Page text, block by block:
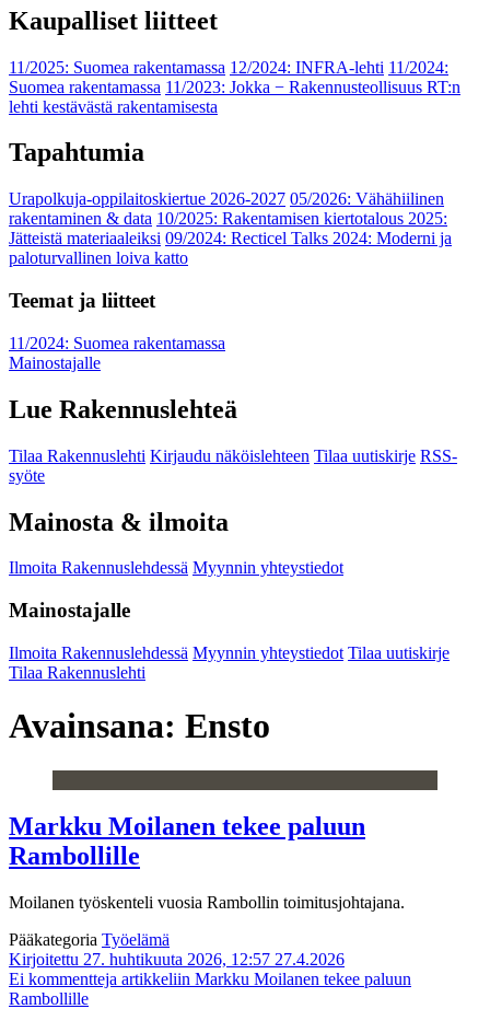
Kaupalliset liitteet
11/2025: Suomea rakentamassa 12/2024: INFRA-lehti 11/2024:
Suomea rakentamassa 11/2023: Jokka − Rakennusteollisuus RT:n
lehti kestävästä rakentamisesta
Tapahtumia
Urapolkuja-oppilaitoskiertue 2026-2027 05/2026: Vähähiilinen
rakentaminen & data 10/2025: Rakentamisen kiertotalous 2025:
Jätteistä materiaaleiksi 09/2024: Recticel Talks 2024: Moderni ja
paloturvallinen loiva katto
Teemat ja liitteet
11/2024: Suomea rakentamassa
Mainostajalle
Lue Rakennuslehteä
Tilaa Rakennuslehti Kirjaudu näköislehteen Tilaa uutiskirje RSS-
syöte
Mainosta & ilmoita
Ilmoita Rakennuslehdessä Myynnin yhteystiedot
Mainostajalle
Ilmoita Rakennuslehdessä Myynnin yhteystiedot Tilaa uutiskirje
Tilaa Rakennuslehti
Avainsana: Ensto
Markku Moilanen tekee paluun
Rambollille
Moilanen työskenteli vuosia Rambollin toimitusjohtajana.
Pääkategoria Työelämä
Kirjoitettu 27. huhtikuuta 2026, 12:57 27.4.2026
Ei kommentteja artikkeliin Markku Moilanen tekee paluun
Rambollille